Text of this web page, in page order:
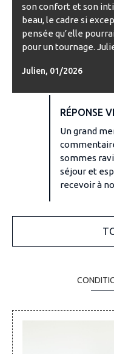
son confort et son
beau, le cadre si
pensée qu’elle
pour un tournage.
Julien, 01/2026
RÉPONSE
Un grand
sommes
séjour et
recevoir à